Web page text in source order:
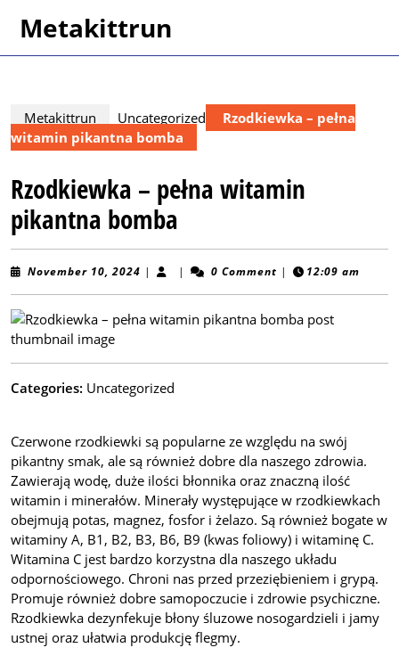
Metakittrun
Metakittrun Uncategorized
Rzodkiewka – pełna
witamin pikantna bomba
Rzodkiewka – pełna witamin
pikantna bomba
November 10, 2024 November
| | 0 Comment | 12:09 am
Categories: Uncategorized
Czerwone rzodkiewki są popularne ze względu na swój
pikantny smak, ale są również dobre dla naszego zdrowia.
Zawierają wodę, duże ilości błonnika oraz znaczną ilość
witamin i minerałów. Minerały występujące w rzodkiewkach
obejmują potas, magnez, fosfor i żelazo. Są również bogate w
witaminy A, B1, B2, B3, B6, B9 (kwas foliowy) i witaminę C.
Witamina C jest bardzo korzystna dla naszego układu
odpornościowego. Chroni nas przed przeziębieniem i grypą.
Promuje również dobre samopoczucie i zdrowie psychiczne.
Rzodkiewka dezynfekuje błony śluzowe nosogardzieli i jamy
ustnej oraz ułatwia produkcję flegmy.